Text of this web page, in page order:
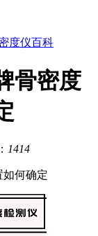
度仪百科
骨密度
1414
如何确定